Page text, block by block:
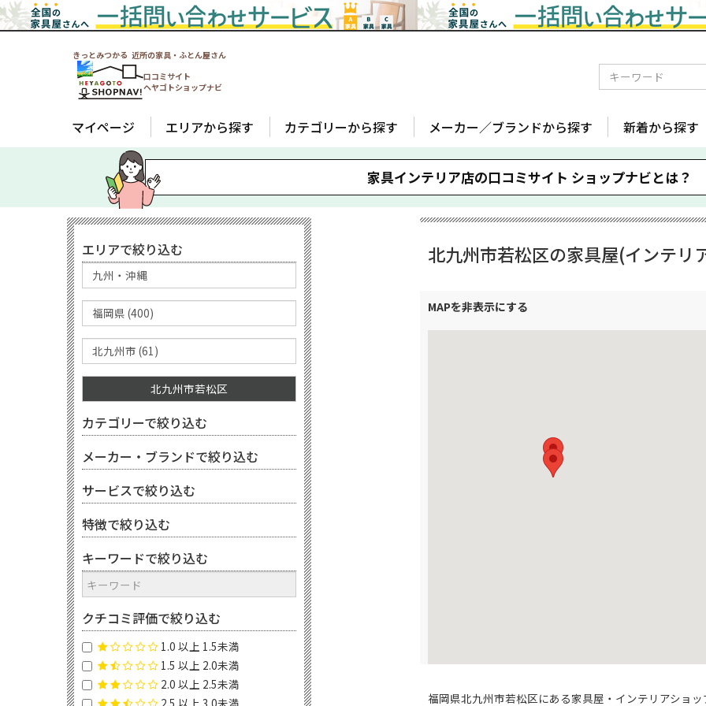
きっとみつかる 近所の家具・ふとん屋さん
口コミサイト
ヘヤゴトショップナビ
マイページ エリアから探す カテゴリーから探す メーカー／ブランドから探す 新着から探す
家具インテリア店の口コミサイト ショップナビとは？
北九州市若松区の家具屋(インテリ
福岡県北九州市若松区にある家具屋・インテリアショッ
エリアで絞り込む
北九州市若松区
カテゴリーで絞り込む
メーカー・ブランドで絞り込む
サービスで絞り込む
特徴で絞り込む
キーワードで絞り込む
クチコミ評価で絞り込む
1.0 以上 1.5未満
1.5 以上 2.0未満
2.0 以上 2.5未満